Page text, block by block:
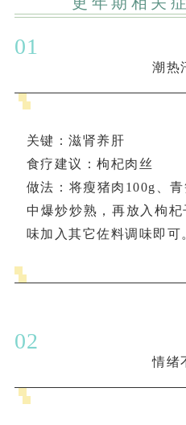
01
潮热
关键 ：滋肾养肝
食疗建议 ：枸杞肉丝
做法 ：将瘦猪肉100g、
中爆炒炒熟，再放入枸
味加入其它佐料调味即可
02
情绪